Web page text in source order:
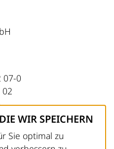
07-0
02
WIR SPEICHERN
Sie optimal zu